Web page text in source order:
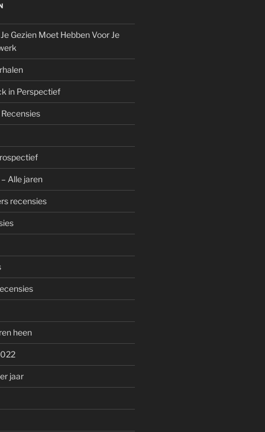
Gezien Moet Hebben Voor Je
in Perspectief
Alle jaren
recensies
heen
jaar